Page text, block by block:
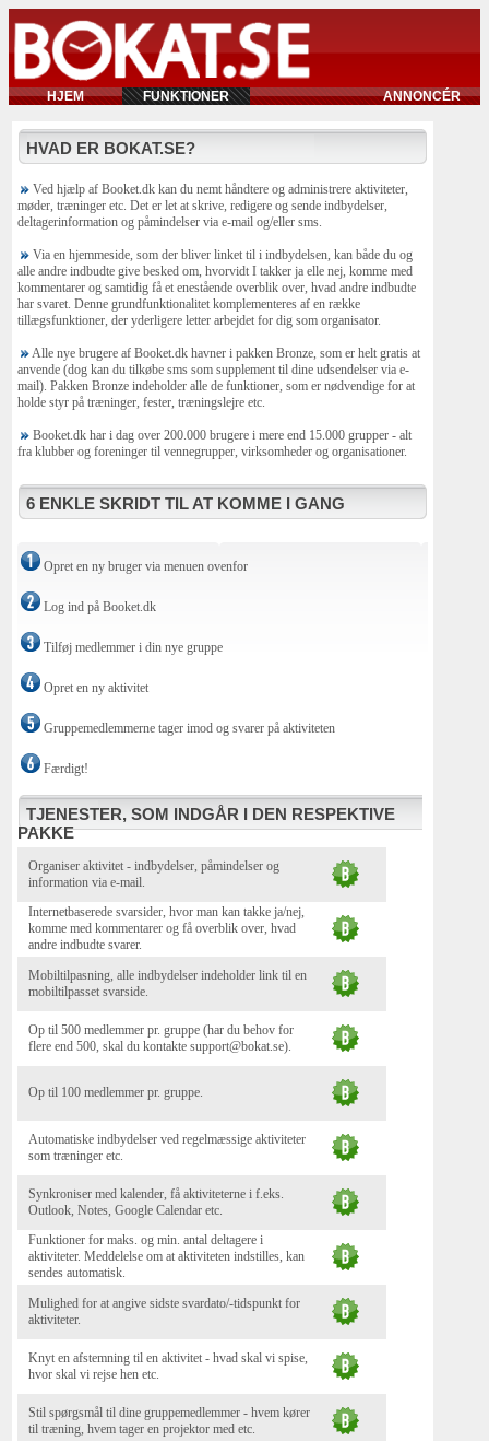
HJEM FUNKTIONER ANNONCÉR
HVAD ER BOKAT.SE?
Ved hjælp af Booket.dk kan du nemt håndtere og administrere aktiviteter,
møder, træninger etc. Det er let at skrive, redigere og sende indbydelser,
deltagerinformation og påmindelser via e-mail og/eller sms.
Via en hjemmeside, som der bliver linket til i indbydelsen, kan både du og
alle andre indbudte give besked om, hvorvidt I takker ja elle nej, komme med
kommentarer og samtidig få et enestående overblik over, hvad andre indbudte
har svaret. Denne grundfunktionalitet komplementeres af en række
tillægsfunktioner, der yderligere letter arbejdet for dig som organisator.
Alle nye brugere af Booket.dk havner i pakken Bronze, som er helt gratis at
anvende (dog kan du tilkøbe sms som supplement til dine udsendelser via e-
mail). Pakken Bronze indeholder alle de funktioner, som er nødvendige for at
holde styr på træninger, fester, træningslejre etc.
Booket.dk har i dag over 200.000 brugere i mere end 15.000 grupper - alt
fra klubber og foreninger til vennegrupper, virksomheder og organisationer.
6 ENKLE SKRIDT TIL AT KOMME I GANG
Opret en ny bruger via menuen ovenfor
Log ind på Booket.dk
Tilføj medlemmer i din nye gruppe
Opret en ny aktivitet
Gruppemedlemmerne tager imod og svarer på aktiviteten
Færdigt!
TJENESTER, SOM INDGÅR I DEN RESPEKTIVE
PAKKE
Organiser aktivitet - indbydelser, påmindelser og
information via e-mail.
Internetbaserede svarsider, hvor man kan takke ja/nej,
komme med kommentarer og få overblik over, hvad
andre indbudte svarer.
Mobiltilpasning, alle indbydelser indeholder link til en
mobiltilpasset svarside.
Op til 500 medlemmer pr. gruppe (har du behov for
flere end 500, skal du kontakte support@bokat.se).
Op til 100 medlemmer pr. gruppe.
Automatiske indbydelser ved regelmæssige aktiviteter
som træninger etc.
Synkroniser med kalender, få aktiviteterne i f.eks.
Outlook, Notes, Google Calendar etc.
Funktioner for maks. og min. antal deltagere i
aktiviteter. Meddelelse om at aktiviteten indstilles, kan
sendes automatisk.
Mulighed for at angive sidste svardato/-tidspunkt for
aktiviteter.
Knyt en afstemning til en aktivitet - hvad skal vi spise,
hvor skal vi rejse hen etc.
Stil spørgsmål til dine gruppemedlemmer - hvem kører
til træning, hvem tager en projektor med etc.